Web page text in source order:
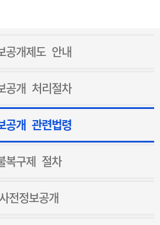
공개제도 안내
공개 처리절차
공개 관련법령
복구제 절차
사전정보공개